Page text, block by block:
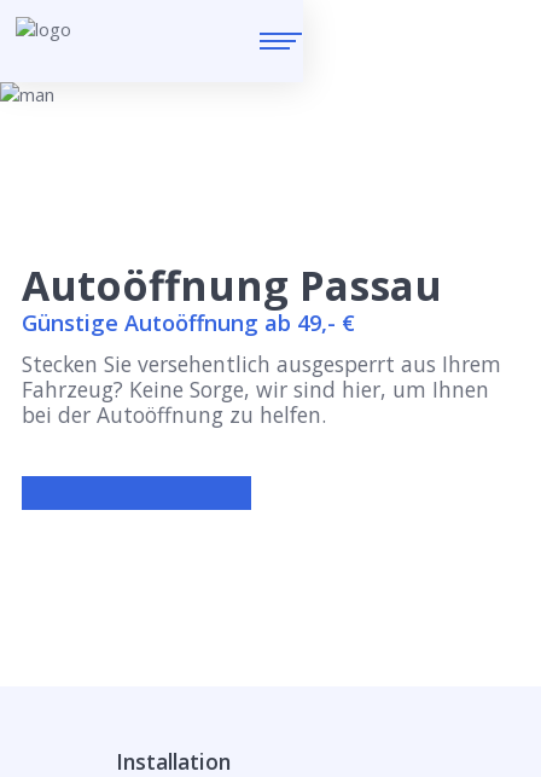
Autoöffnung Passau
Günstige Autoöffnung ab 49,- €
Stecken Sie versehentlich ausgesperrt aus Ihrem
Fahrzeug? Keine Sorge, wir sind hier, um Ihnen
bei der Autoöffnung zu helfen.
Installation